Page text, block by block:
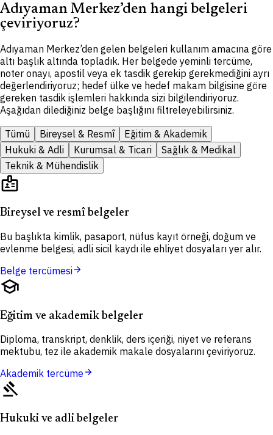
Adıyaman Merkez’den hangi belgeleri
çeviriyoruz?
Adıyaman Merkez’den gelen belgeleri kullanım amacına göre
altı başlık altında topladık. Her belgede yeminli tercüme,
noter onayı, apostil veya ek tasdik gerekip gerekmediğini ayrı
değerlendiriyoruz; hedef ülke ve hedef makam bilgisine göre
gereken tasdik işlemleri hakkında sizi bilgilendiriyoruz.
Aşağıdan dilediğiniz belge başlığını filtreleyebilirsiniz.
Tümü
Bireysel & Resmî
Eğitim & Akademik
Hukuki & Adli
Kurumsal & Ticari
Sağlık & Medikal
Teknik & Mühendislik
badge
Bireysel ve resmî belgeler
Bu başlıkta kimlik, pasaport, nüfus kayıt örneği, doğum ve
evlenme belgesi, adli sicil kaydı ile ehliyet dosyaları yer alır.
Belge tercümesiarrow_forward
school
Eğitim ve akademik belgeler
Diploma, transkript, denklik, ders içeriği, niyet ve referans
mektubu, tez ile akademik makale dosyalarını çeviriyoruz.
Akademik tercümearrow_forward
gavel
Hukuki ve adli belgeler